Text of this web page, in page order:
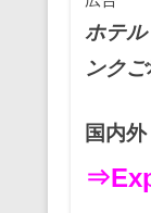
o
o
k
ホテ
ンク
国内